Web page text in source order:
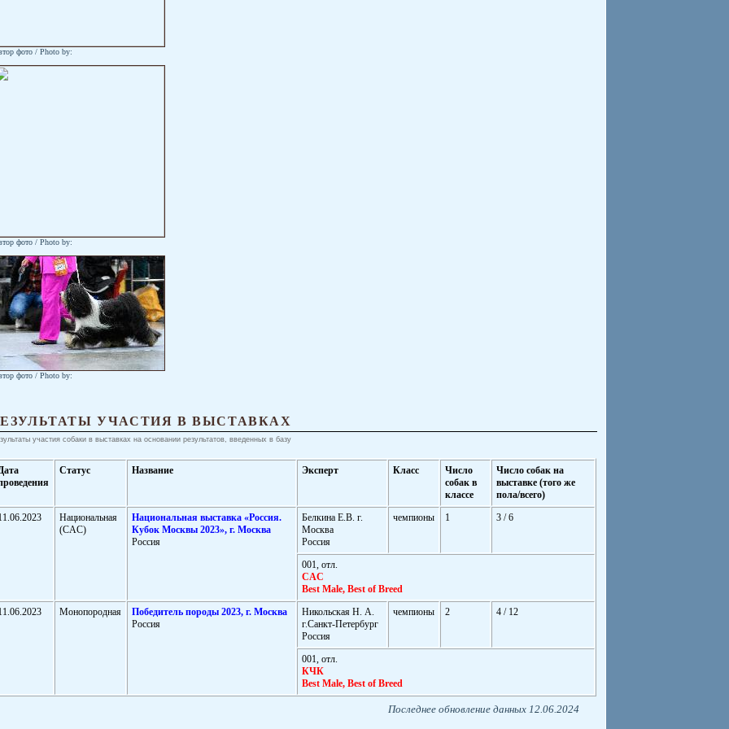
фото / Photo by:
фото / Photo by:
фото / Photo by:
УЧАСТИЯ В ВЫСТАВКАХ
участия собаки в выставках на основании результатов, введенных в базу
Статус Название Эксперт Класс
Число
собак в
классе
Число собак на
выставке (того же
пола/всего)
Национальная
(CAC)
Национальная выставка «Россия.
Кубок Москвы 2023», г. Москва
Россия
Белкина Е.В. г.
Москва
Россия
чемпионы 1 3 / 6
001, отл.
CAC
Best Male, Best of Breed
Монопородная
Победитель породы 2023, г. Москва
Россия
Никольская Н. А.
г.Санкт-Петербург
Россия
чемпионы 2 4 / 12
001, отл.
КЧК
Best Male, Best of Breed
Последнее обновление данных 12.06.2024